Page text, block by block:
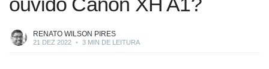
RENATO WILSON PIRES
21 DEZ 2022 • 3 MIN DE LEITURA